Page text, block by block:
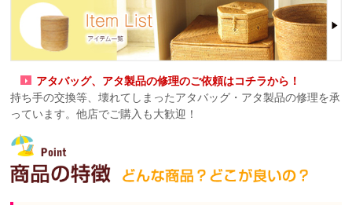
アタバッグ、アタ製品の修理のご依頼はコチラから！
持ち手の交換等、壊れてしまったアタバッグ・アタ製品の修理を承
っています。他店でご購入も大歓迎！